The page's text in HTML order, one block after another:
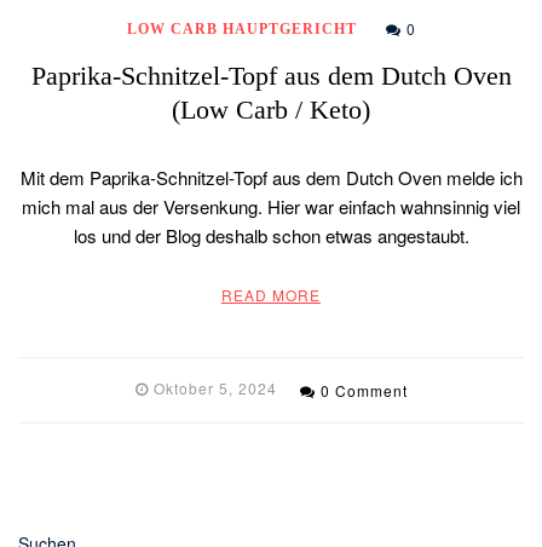
LOW CARB HAUPTGERICHT 0
Paprika-Schnitzel-Topf aus dem Dutch Oven
(Low Carb / Keto)
Mit dem Paprika-Schnitzel-Topf aus dem Dutch Oven melde ich
mich mal aus der Versenkung. Hier war einfach wahnsinnig viel
los und der Blog deshalb schon etwas angestaubt.
READ MORE
Oktober 5, 2024 0 Comment